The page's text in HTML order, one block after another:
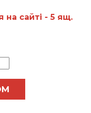
на сайтi - 5 ящ.